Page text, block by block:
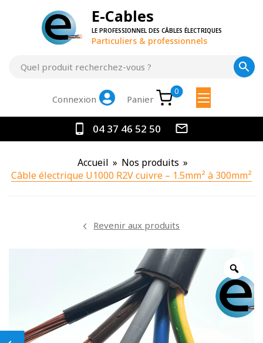
E-Cables
LE PROFESSIONNEL DES CÂBLES ÉLECTRIQUES
Particuliers & professionnels
Connexion Panier
0
04 37 46 52 50
Accueil » Nos produits »
Câble électrique U1000 R2V cuivre – 1.5mm² à 300mm²
Revenir aux produits